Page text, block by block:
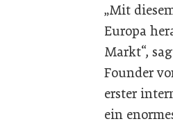
„Mit
Europa
Markt“,
Founder
erster
ein